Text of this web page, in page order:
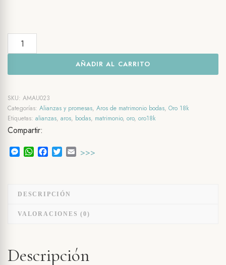
Aros
de
Slim
Nupcial
cantidad
AÑADIR AL CARRITO
SKU: AMAU023
Categorías: Alianzas y promesas, Aros de matrimonio bodas, Oro 18k
Etiquetas: alianzas, aros, bodas, matrimonio, oro, oro18k
Compartir:
Messenger
WhatsApp
Facebook
TwitterEmail
>>>
DESCRIPCIÓN
VALORACIONES (0)
Descripción